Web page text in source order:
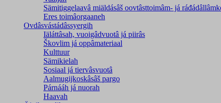
Sämitiggelaavâ miäldásâš oovtâsttoimâm- já
Eres toimâorgaaneh
Ovdâsvástádâssyergih
Iäláttâsah, vuoigâdvuotâ já piirâs
Škovlim já oppâmateriaal
Kulttuur
Sämikielah
Sosiaal já tiervâsvuotâ
Aalmugijkoskâsâš pargo
Párnááh já nuorah
Haavah